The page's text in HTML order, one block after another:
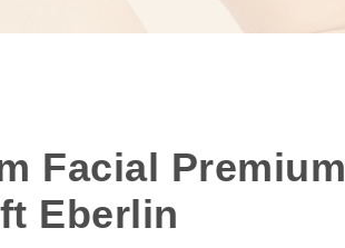
Facial Premium
Eberlin